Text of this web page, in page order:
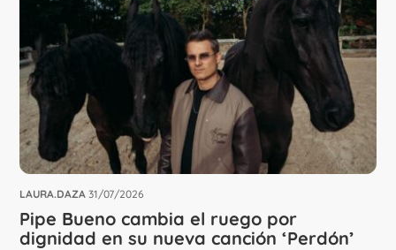
LAURA.DAZA 31/07/2026
Pipe Bueno cambia el ruego por
dignidad en su nueva canción ‘Perdón’